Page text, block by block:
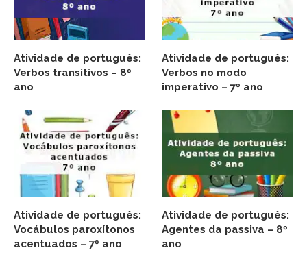
Atividade de português:
Verbos transitivos – 8º
ano
Atividade de português:
Verbos no modo
imperativo – 7º ano
Atividade de português:
Vocábulos paroxítonos
acentuados – 7º ano
Atividade de português:
Agentes da passiva – 8º
ano